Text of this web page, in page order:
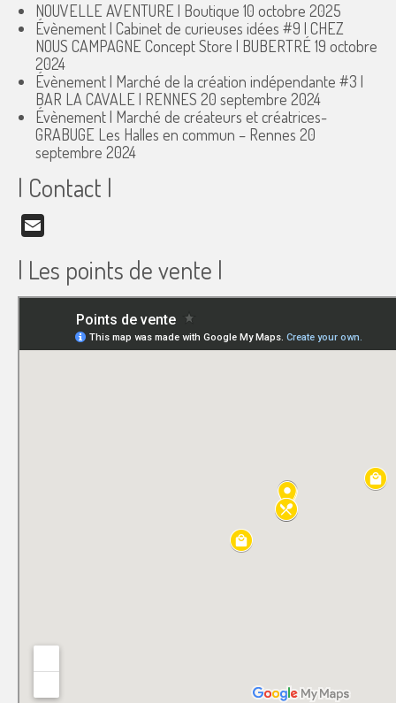
NOUVELLE AVENTURE | Boutique 10 octobre 2025
Évènement | Cabinet de curieuses idées #9 | CHEZ
NOUS CAMPAGNE Concept Store | BUBERTRÉ 19 octobre
2024
Évènement | Marché de la création indépendante #3 |
BAR LA CAVALE | RENNES 20 septembre 2024
Évènement | Marché de créateurs et créatrices-
GRABUGE Les Halles en commun – Rennes 20
septembre 2024
| Contact |
| Les points de vente |